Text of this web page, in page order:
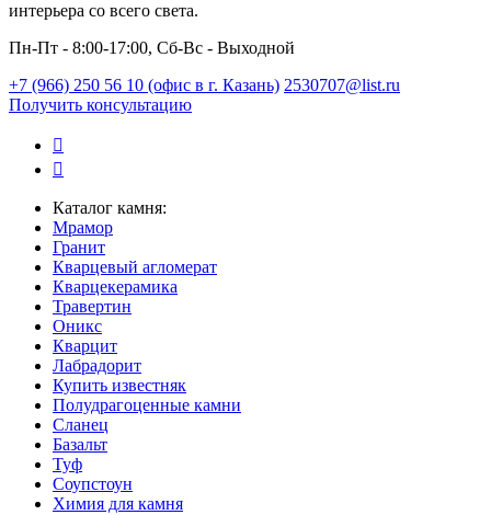
интерьера со всего света.
Пн-Пт - 8:00-17:00, Сб-Вс - Выходной
+7 (966) 250 56 10 (офис в г. Казань) 2530707@list.ru
Получить консультацию
Каталог камня:
Мрамор
Гранит
Кварцевый агломерат
Кварцекерамика
Травертин
Оникс
Кварцит
Лабрадорит
Купить известняк
Полудрагоценные камни
Сланец
Базальт
Туф
Соупстоун
Химия для камня